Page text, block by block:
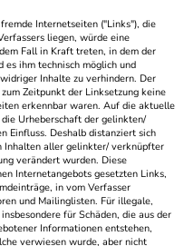
Internetseiten ("Links"), die
liegen, würde eine
Fall in Kraft treten, in dem der
es ihm technisch möglich und
Inhalte zu verhindern. Der
Zeitpunkt der Linksetzung keine
erkennbar waren. Auf die aktuelle
Urheberschaft der gelinkten/
Einfluss. Deshalb distanziert sich
Inhalten aller gelinkter/ verknüpfter
verändert wurden. Diese
Internetangebots gesetzten Links,
in vom Verfasser
und Mailinglisten. Für illegale,
für Schäden, die aus der
Informationen entstehen,
verwiesen wurde, aber nicht